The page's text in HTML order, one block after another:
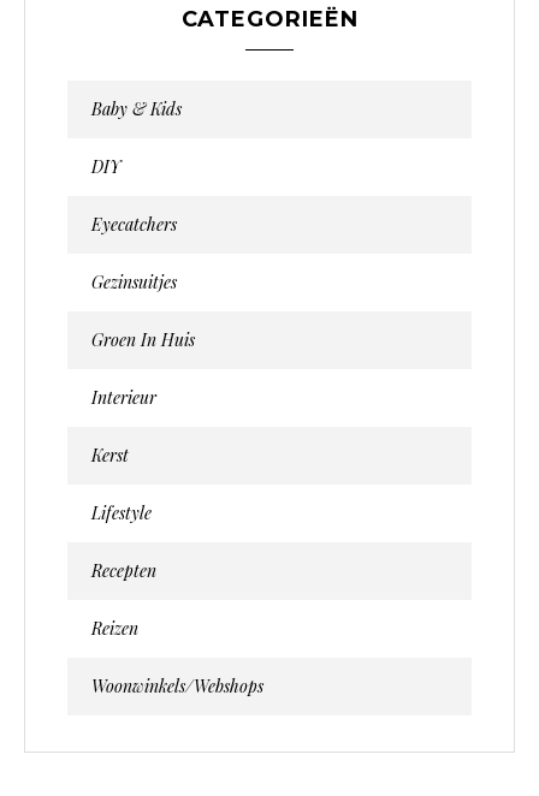
CATEGORIEËN
Baby & Kids
DIY
Eyecatchers
Gezinsuitjes
Groen In Huis
Interieur
Kerst
Lifestyle
Recepten
Reizen
Woonwinkels/webshops